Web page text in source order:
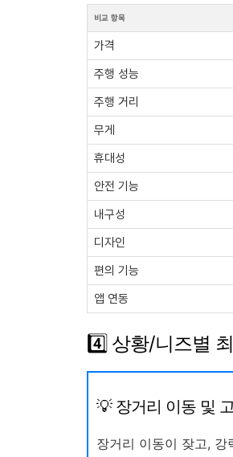
비교 항목
가격
주행 성능
주행 거리
무게
휴대성
안전 기능
내구성
디자인
편의 기능
앱 연동
4️⃣ 상황/니즈별
💡 장거리 이동 및
장거리 이동이 잦고,